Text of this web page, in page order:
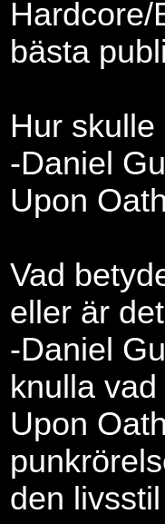
bästa
Hur
-Daniel
Upon
Vad
eller är
-Daniel
knulla
Upon
den